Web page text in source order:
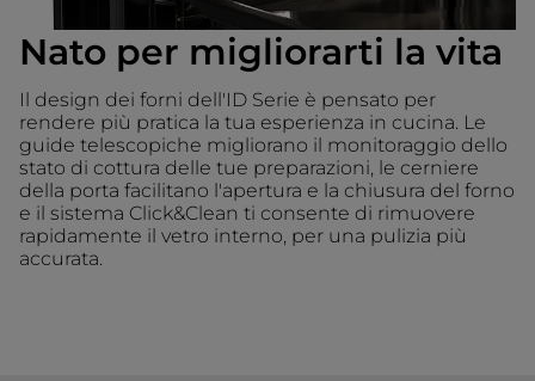
Nato per migliorarti la vita
Il design dei forni dell'ID Serie è pensato per
rendere più pratica la tua esperienza in cucina. Le
guide telescopiche migliorano il monitoraggio dello
stato di cottura delle tue preparazioni, le cerniere
della porta facilitano l'apertura e la chiusura del forno
e il sistema Click&Clean ti consente di rimuovere
rapidamente il vetro interno, per una pulizia più
accurata.